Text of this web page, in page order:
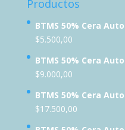
Productos
BTMS 50% Cera
$5.500,00
BTMS 50% Cera
$9.000,00
BTMS 50% Cera
$17.500,00